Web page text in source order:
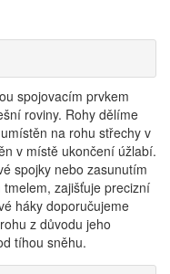
spojovacím prvkem
roviny. Rohy dělíme
na rohu střechy v
v místě ukončení úžlabí.
spojky nebo zasunutím
zajišťuje precizní
háky doporučujeme
z důvodu jeho
tíhou sněhu.